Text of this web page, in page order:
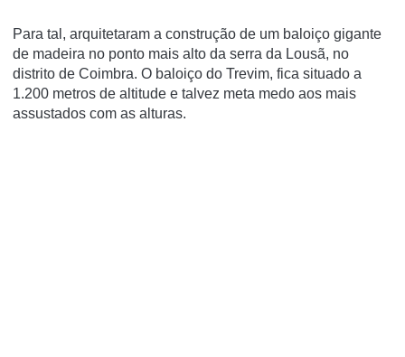
Para tal, arquitetaram a construção de um baloiço gigante
de madeira no ponto mais alto da serra da Lousã, no
distrito de Coimbra. O baloiço do Trevim, fica situado a
1.200 metros de altitude e talvez meta medo aos mais
assustados com as alturas.